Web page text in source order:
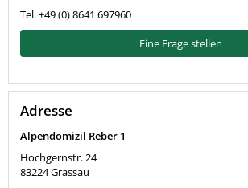
Tel. +49 (0) 8641 697960
Eine Frage stellen
Adresse
Alpendomizil Reber 1
Hochgernstr. 24
83224Grassau